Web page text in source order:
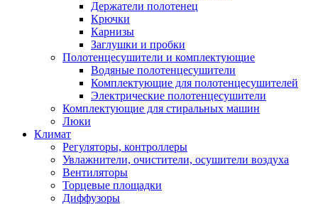
Держатели полотенец
Крючки
Карнизы
Заглушки и пробки
Полотенцесушители и комплектующие
Водяные полотенцесушители
Комплектующие для полотенцесушителей
Электрические полотенцесушители
Комплектующие для стиральных машин
Люки
Климат
Регуляторы, контроллеры
Увлажнители, очистители, осушители воздуха
Вентиляторы
Торцевые площадки
Диффузоры